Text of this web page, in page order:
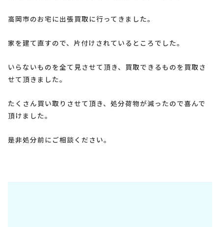
高岡市のお宅に出張買取に行ってきました。
家を建て直すので、片付けされているところでした。
いらないものを全て見させて頂き、買取できるものを買取さ
せて頂きました。
たくさん買い取りさせて頂き、処分荷物が減ったので喜んで
頂けました。
是非処分前にご相談ください。